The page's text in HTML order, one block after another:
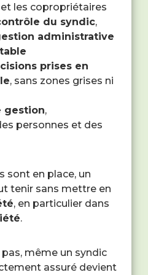
et les copropriétaires
du syndic,
administrative
prises en
, sans zones grises ni
gestion,
personnes et des
sont en place, un
tenir sans mettre en
, en particulier dans
.
même un syndic
assuré devient